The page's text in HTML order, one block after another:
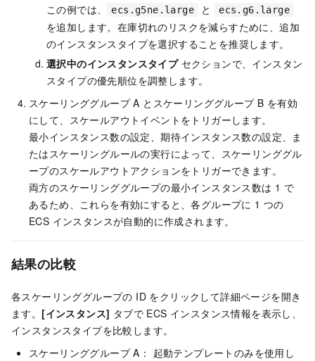
この例では、
ecs.g5ne.large と ecs.g6.large
を追加します。在庫切れのリスクを減らすために、追加
のインスタンスタイプを選択することを推奨します。
選択中のインスタンスタイプセクションで、インスタン
スタイプの優先順位を調整します。
スケーリンググループ A とスケーリンググループ B を有効
にして、スケールアウトイベントをトリガーします。
最小インスタンス数の設定、期待インスタンス数の設定、ま
たはスケーリングルールの実行によって、スケーリンググル
ープのスケールアウトアクションをトリガーできます。
両方のスケーリンググループの最小インスタンス数は 1 で
あるため、これらを有効にすると、各グループに 1 つの
ECS インスタンスが自動的に作成されます。
結果の比較
各スケーリンググループの ID をクリックして詳細ページを開き
ます。 [インスタンス] タブで ECS インスタンス情報を表示し、
インスタンスタイプを比較します。
スケーリンググループ A： 起動テンプレートのみを使用し